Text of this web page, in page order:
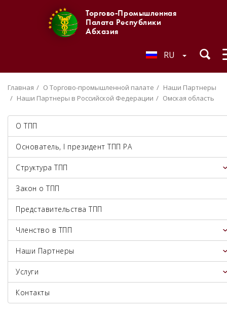
Торгово-Промышленная
Палата Республики
Абхазия
RU
Главная О Торгово-промышленной палате
Наши Партнеры
Наши Партнеры в Российской Федерации
Омская область
О ТПП
Основатель, I президент ТПП РА
Структура ТПП
Закон о ТПП
Представительства ТПП
Членство в ТПП
Наши Партнеры
Услуги
Контакты